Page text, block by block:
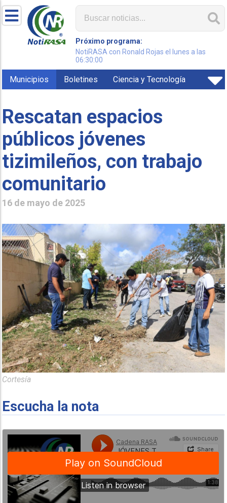
Próximo programa:
NotiRASA con Ronald Rojas el lunes a las
06:30:00
Municipios Boletines Ciencia y Tecnología
Rescatan espacios
públicos jóvenes
tizimileños, con trabajo
comunitario
16 de mayo de 2025
Cortesía
Escucha la nota